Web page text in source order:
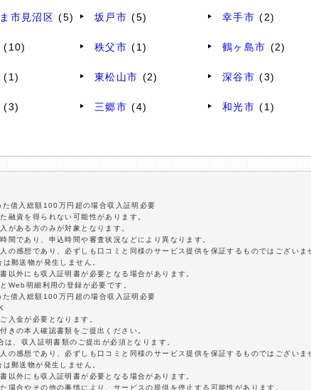
市見沼区 (5) 坂戸市 (5) 幸手市 (2)
(10) 秩父市 (1) 鶴ヶ島市 (2)
(1) 東松山市 (2) 深谷市 (3)
(3) 三郷市 (4) 和光市 (1)
借入総額100万円超の場合収入証明必要
融資を得られない可能性があります。
がある方のみが対象となります。
であり、申込時間や審査状況などにより異なります。
の感想であり、必ずしも口コミと同様のサービス提供を保証するものではございま
郵送物が発生しません。
以外にも収入証明書が必要となる場合があります。
Web明細利用の登録が必要です。
借入総額100万円超の場合収入証明必要
入金が必要となります。
きの本人確認書類をご提出ください。
、収入証明書類のご提出が必須となります。
の感想であり、必ずしも口コミと同様のサービス提供を保証するものではございま
郵送物が発生しません。
以外にも収入証明書が必要となる場合があります。
場合やその他の事情により、サービスの提供を停止する可能性があります。